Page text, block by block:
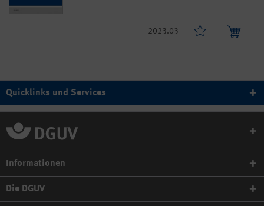
2023.03
Quicklinks und Services
Informationen
Die DGUV